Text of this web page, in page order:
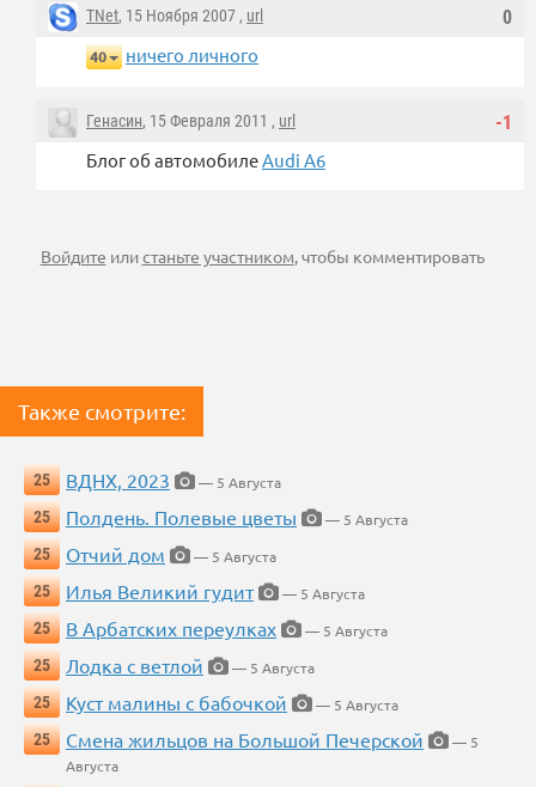
0
TNet, 15 Ноября 2007 , url
40 ничего личного
-1
Генасин, 15 Февраля 2011 , url
Блог об автомобилеAudi A6
Войдите илистаньте участником, чтобы комментировать
Также смотрите:
25 ВДНХ, 2023
— 5 Августа
25
Полдень. Полевые цветы
— 5 Августа
25
Отчий дом
— 5 Августа
25
Илья Великий гудит
— 5 Августа
25
В Арбатских переулках
— 5 Августа
25
Лодка с ветлой
— 5 Августа
25
Куст малины с бабочкой
— 5 Августа
25
Смена жильцов на Большой Печерской
— 5
Августа